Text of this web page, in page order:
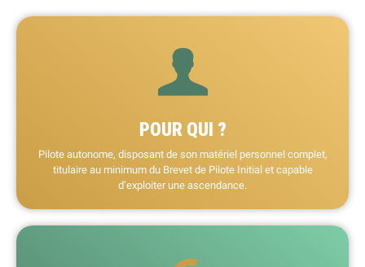
POUR QUI ?
Pilote autonome, disposant de son matériel personnel complet,
titulaire au minimum du Brevet de Pilote Initial et capable
d’exploiter une ascendance.